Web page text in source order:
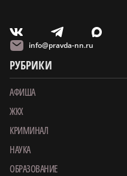
V T X
info@pravda-nn.ru
РУБРИКИ
АФИША
ЖКХ
КРИМИНАЛ
НАУКА
ОБРАЗОВАНИЕ